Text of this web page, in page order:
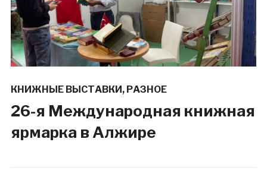
КНИЖНЫЕ ВЫСТАВКИ, РАЗНОЕ
26-я Международная книжная
ярмарка в Алжире